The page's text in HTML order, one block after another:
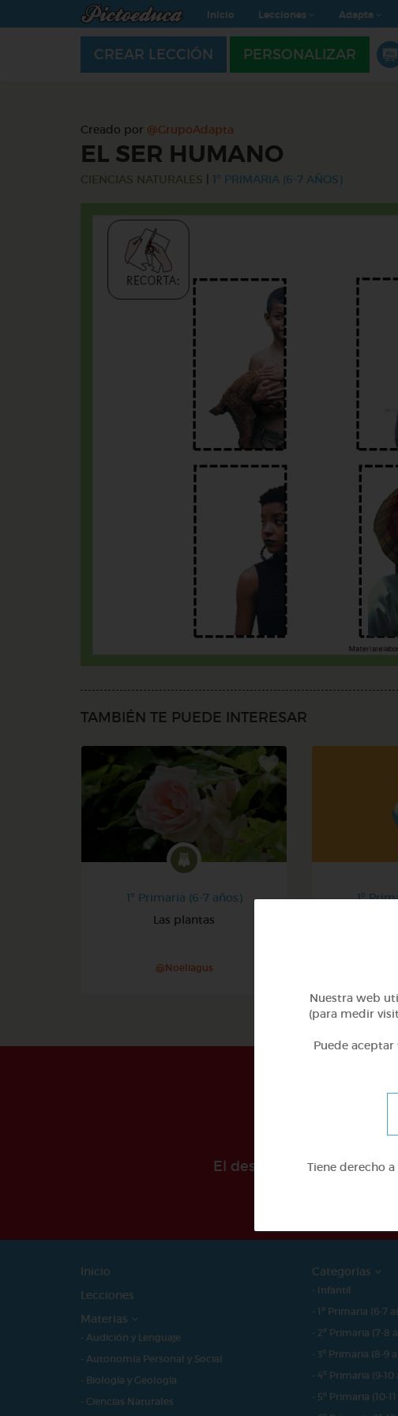
Inicio Lecciones Adapta
CREAR LECCIÓN PERSONALIZAR
Creado por @GrupoAdapta
EL SER HUMANO
CIENCIAS NATURALES 1º PRIMARIA (6-7 AÑOS)
TAMBIÉN TE PUEDE INTERESAR
1º Primaria (6-7 años)
Las plantas
@Noeliagus
1º
El desarollo de este
Inicio
Lecciones
Materias
- Audición y Lenguaje
- Autonomía Personal y Social
- Biología y Geología
- Ciencias Naturales
Categorías
- Infantil
- 1º Primaria (6-7
- 2º Primaria (7-8
- 3º Primaria (8-9
- 4º Primaria (9-10
- 5º Primaria (10-
Nuestra web
(para medir
Puede
Tiene derecho